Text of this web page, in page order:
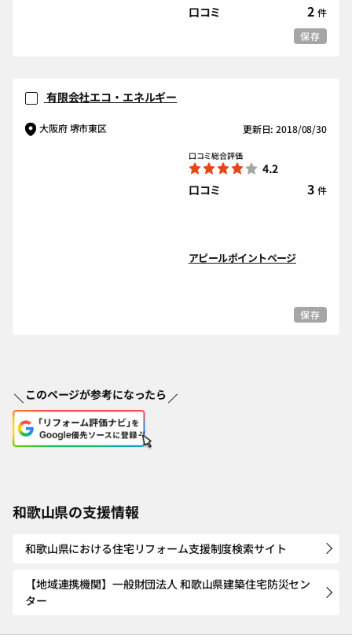
口コミ
2 件
保存
有限会社エコ・エネルギー
大阪府 堺市東区 更新日: 2018/08/30
口コミ総合評価
4.2
口コミ
3 件
アピールポイントページ
保存
このページが参考になったら
和歌山県の支援情報
和歌山県における住宅リフォーム支援制度検索サイト
【地域連携機関】一般財団法人 和歌山県建築住宅防災セン
ター